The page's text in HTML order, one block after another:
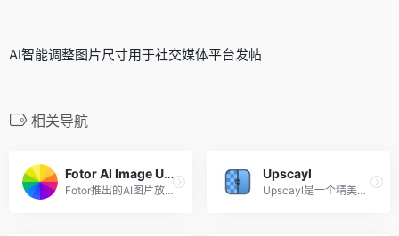
AI智能调整图片尺寸用于社交媒体平台发帖
相关导航
Fotor AI Image Upscaler
Fotor推出的AI图片放大工具
Upscayl
Upscayl是一个精美的免费开源...